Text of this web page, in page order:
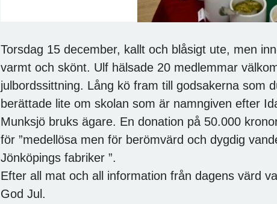
Torsdag 15 december, kallt och blåsigt ute, men
varmt och skönt. Ulf hälsade 20 medlemmar
julbordssittning. Lång kö fram till godsakerna som
berättade lite om skolan som är namngiven efter
Munksjö bruks ägare. En donation på 50.000
för ”medellösa men för berömvärd och dygdig
Jönköpings fabriker ”.
Efter all mat och all information från dagens värd
God Jul.